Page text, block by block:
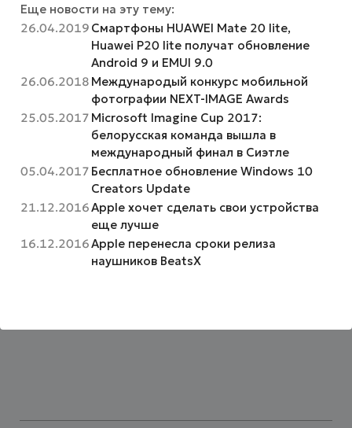
Еще новости на эту тему:
26.04.2019 Смартфоны HUAWEI Mate 20 lite,
Huawei P20 lite получат обновление
Android 9 и EMUI 9.0
26.06.2018 Международый конкурс мобильной
фотографии NEXT-IMAGE Awards
25.05.2017 Microsoft Imagine Cup 2017:
белорусская команда вышла в
международный финал в Сиэтле
05.04.2017 Бесплатное обновление Windows 10
Creators Update
21.12.2016Apple хочет сделать свои устройства
еще лучше
16.12.2016Apple перенесла сроки релиза
наушников BeatsX